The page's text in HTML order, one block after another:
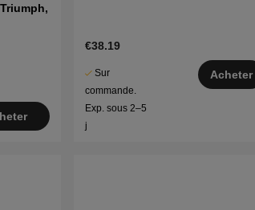
€38.19
Sur
commande.
Exp. sous 2–5
j
Acheter